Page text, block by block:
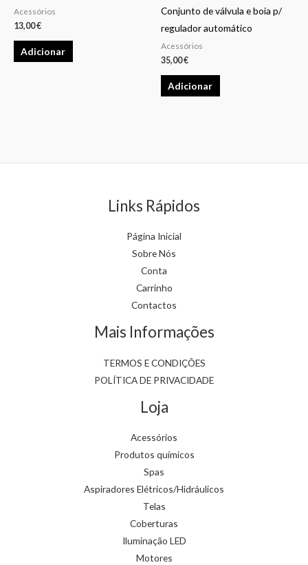
product
page
Acessórios
13,00€
Adicionar
Conjunto de válvula e boia p/
regulador automático
Acessórios
35,00€
Adicionar
Links Rápidos
Página Inicial
Sobre Nós
Conta
Carrinho
Contactos
Mais Informações
TERMOS E CONDIÇÕES
POLÍTICA DE PRIVACIDADE
Loja
Acessórios
Produtos químicos
Spas
Aspiradores Elétricos/Hidráulicos
Telas
Coberturas
Iluminação LED
Motores